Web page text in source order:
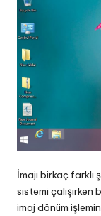
İmajı birkaç farklı
sistemi çalışırken
imaj dönüm